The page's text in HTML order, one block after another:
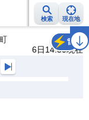
検索 現在地
報 2週間天気 ラ
6日14:30現在
雷